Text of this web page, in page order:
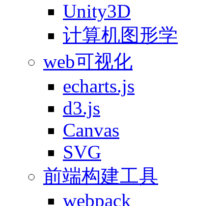
Unity3D
计算机图形学
web可视化
echarts.js
d3.js
Canvas
SVG
前端构建工具
webpack